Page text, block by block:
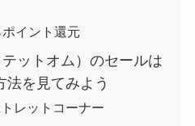
イント還元
ットオム）のセールは
法を見てみよう
レットコーナー